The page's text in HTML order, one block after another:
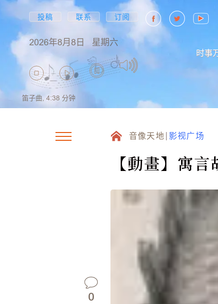
投稿 联系 订阅
2026年8月8日 星期六
时事
笛子曲, 4:38 分钟
音像天地 影视广场
【動畫】寓
0